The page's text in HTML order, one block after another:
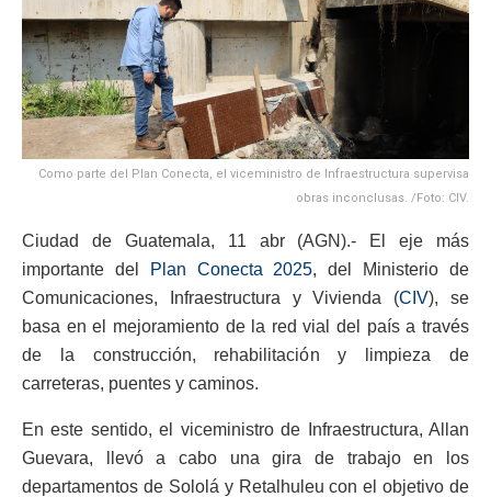
Como parte del Plan Conecta, el viceministro de Infraestructura supervisa
obras inconclusas. /Foto: CIV.
Ciudad de Guatemala, 11 abr (AGN).- El eje más
importante del
Plan Conecta 2025, del Ministerio de
Comunicaciones, Infraestructura y Vivienda (CIV), se
basa en el mejoramiento de la red vial del país a través
de la construcción, rehabilitación y limpieza de
carreteras, puentes y caminos.
En este sentido, el viceministro de Infraestructura, Allan
Guevara, llevó a cabo una gira de trabajo en los
departamentos de Sololá y Retalhuleu con el objetivo de